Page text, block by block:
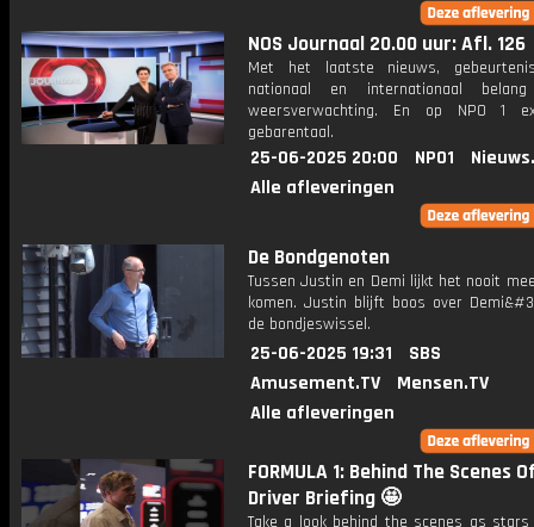
NOS Journaal 20.00 uur: Afl. 126
Met het laatste nieuws,
nationaal en internationaal
weersverwachting. En op NPO 1
gebarentaal.
25-06-2025 20:00 NPO1
Alle afleveringen
De Bondgenoten
Tussen Justin en Demi lijkt het nooit
komen. Justin blijft boos over
de bondjeswissel.
25-06-2025 19:31
SBS
Amusement.TV
Mensen.TV
Alle afleveringen
FORMULA 1: Behind The Scenes
Driver Briefing 🤩
Take a look behind the scenes as